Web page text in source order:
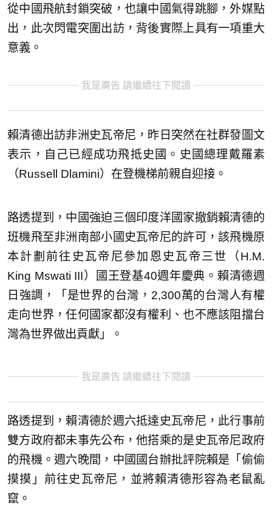
從中國飛航封鎖突破，也讓中國氣得跳腳，外媒點
出，此次閃電突圍出訪，背後實際上具有一項重大
意義。
我是廣告 請繼續往下閱讀
賴清德出訪非洲史瓦帝尼，昨日突然在社群發圖文
表示，自己已經成功飛抵史國。史國總理戴羅素
（Russell Dlamini）在登機梯前親自迎接。
路透提到，中國強迫三個印度洋國家撤銷賴清德的
班機飛至非洲南部小國史瓦帝尼的許可，該飛機原
本計劃前往史瓦帝尼參加恩史瓦帝三世（H.M.
King Mswati III）國王登基40週年慶典。賴清德週
日強調，「是世界的台灣，2,300萬的台灣人有權
走向世界，任何國家都沒有權利、也不應該阻擋台
灣為世界做出貢獻」。
我是廣告 請繼續往下閱讀
路透提到，賴清德於週六抵達史瓦帝尼，此行事前
雙方政府都未事先公布，他搭乘的是史瓦帝尼政府
的飛機。週六晚間，中國國台辦批評院賴是「偷偷
摸摸」前往史瓦帝尼，並將賴清德形容為老鼠亂
竄。